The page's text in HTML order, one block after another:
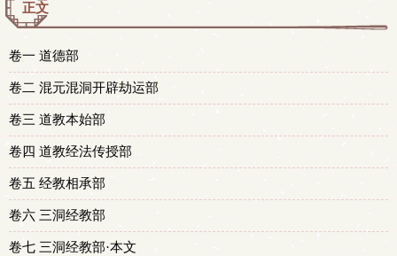
正文
卷一 道德部
卷二 混元混洞开辟劫运部
卷三 道教本始部
卷四 道教经法传授部
卷五 经教相承部
卷六 三洞经教部
卷七 三洞经教部·本文